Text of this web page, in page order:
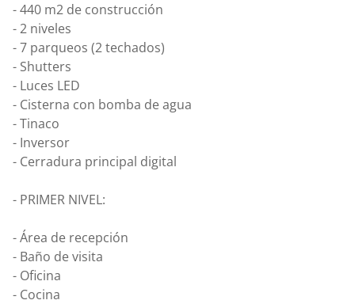
- 440 m2 de construcción
- 2 niveles
- 7 parqueos (2 techados)
- Shutters
- Luces LED
- Cisterna con bomba de agua
- Tinaco
- Inversor
- Cerradura principal digital
- PRIMER NIVEL:
- Área de recepción
- Baño de visita
- Oficina
- Cocina